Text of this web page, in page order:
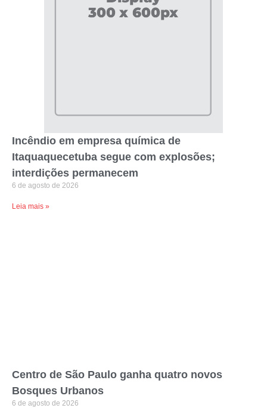
Incêndio em empresa química de
Itaquaquecetuba segue com explosões;
interdições permanecem
6 de agosto de 2026
Leia mais »
Centro de São Paulo ganha quatro novos
Bosques Urbanos
6 de agosto de 2026